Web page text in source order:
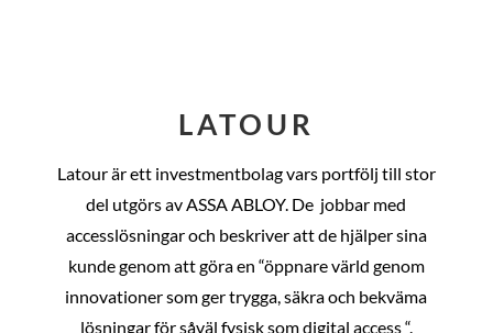
LATOUR
Latour är ett investmentbolag vars portfölj till stor
del utgörs av ASSA ABLOY. De jobbar med
accesslösningar och beskriver att de hjälper sina
kunde genom att göra en “öppnare värld genom
innovationer som ger trygga, säkra och bekväma
lösningar för såväl fysisk som digital access “.